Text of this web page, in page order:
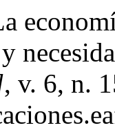
, v. 6, n.